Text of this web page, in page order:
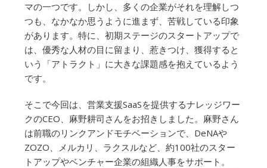
マの一つです。しかし、多くの企業がそれを理解しつ
つも、なかなか思うように進まず、苦戦している印象
があります。特に、初期ステージのスタートアップで
は、優秀な人材の目に留まり、惹きつけ、獲得すると
いう「アトラクト」に大きな課題感を抱えているよう
です。
そこで今回は、営業支援SaaSを提供するナレッジワー
クのCEO、麻野耕司さんをお招きしました。麻野さん
は前職のリンクアンドモチベーションで、DeNAや
ZOZO、メルカリ、ラクスルなど、約100社のスター
トアップやベンチャー企業の組織人事をサポート。